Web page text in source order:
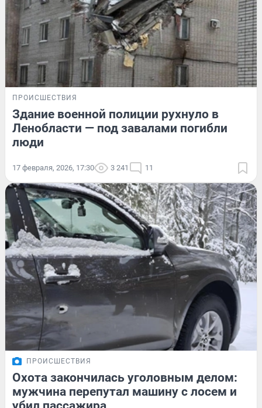
ПРОИСШЕСТВИЯ
Здание военной полиции рухнуло в
Ленобласти — под завалами погибли
люди
17 февраля, 2026, 17:30 3 241 11
ПРОИСШЕСТВИЯ
Охота закончилась уголовным делом:
мужчина перепутал машину с лосем и